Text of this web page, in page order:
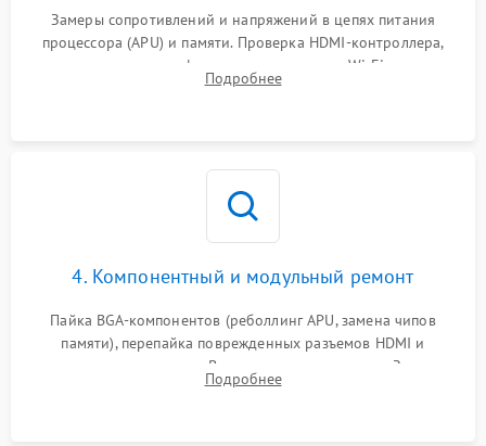
Замеры сопротивлений и напряжений в цепях питания
процессора (APU) и памяти. Проверка HDMI-контроллера,
микросхем флеш-памяти и модуля Wi-Fi
Подробнее
4. Компонентный и модульный ремонт
Пайка BGA-компонентов (реболлинг APU, замена чипов
памяти), перепайка поврежденных разъемов HDMI и
контроллеров питания. Восстановление дорожек. Замена
неисправного жесткого диска, SSD или лазерной головки
Подробнее